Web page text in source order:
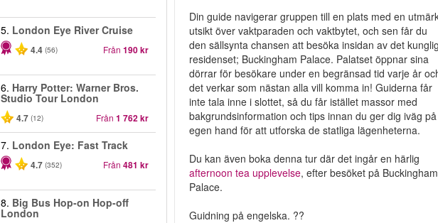
5. London Eye River Cruise
4.4 (56) Från 190 kr
6. Harry Potter: Warner Bros.
Studio Tour London
4.7 (12) Från 1 762 kr
7. London Eye: Fast Track
4.7 (352) Från 481 kr
8. Big Bus Hop-on Hop-off
London
Din guide navigerar gruppen till en plats med en
utsikt över vaktparaden och vaktbytet, och sen får du
den sällsynta chansen att besöka insidan av det
residenset; Buckingham Palace. Palatset öppnar sina
dörrar för besökare under en begränsad tid varje år
det verkar som nästan alla vill komma in! Guiderna får
inte tala inne i slottet, så du får istället massor med
bakgrundsinformation och tips innan du ger dig iväg på
egen hand för att utforska de statliga lägenheterna.
Du kan även boka denna tur där det ingår en härlig
afternoon tea upplevelse, efter besöket på Buckingham
Palace.
Guidning på engelska. ??